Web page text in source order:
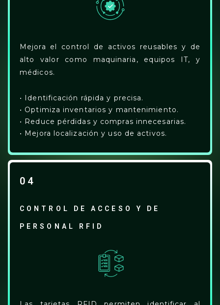
Mejora el control de activos reusables y de
alto valor como maquinaria, equipos IT, y
médicos.
• Identificación rápida y precisa.
• Optimiza inventarios y mantenimiento.
• Reduce pérdidas y compras innecesarias.
• Mejora localización y uso de activos.
04
CONTROL DE ACCESO Y DE
PERSONAL RFID